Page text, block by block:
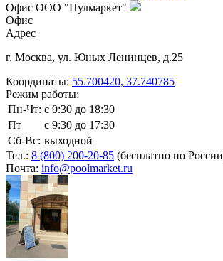
Офис ООО "Пулмаркет"
Офис
Адрес
г. Москва, ул. Юных Ленинцев, д.25
Координаты: 55.700420, 37.740785
Режим работы:
Пн-Чт: с 9:30 до 18:30
Пт
с 9:30 до 17:30
Сб-Вс: выходной
Тел.: 8 (800) 200-20-85 (бесплатно по
Почта: info@poolmarket.ru